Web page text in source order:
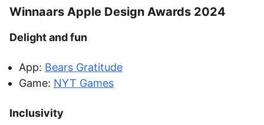
Winnaars Apple Design Awards 2024
Delight and fun
App: Bears Gratitude
Game: NYT Games
Inclusivity